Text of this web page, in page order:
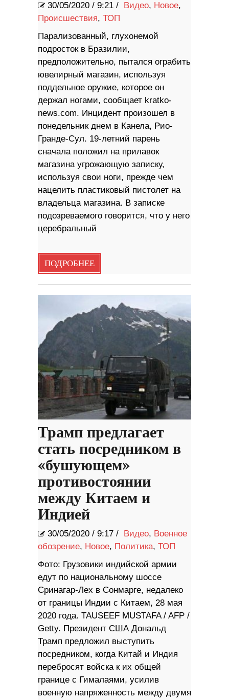
30/05/2020 / 9:21 / Видео, Новое,
Происшествия, ТОП
Парализованный, глухонемой
подросток в Бразилии,
предположительно, пытался ограбить
ювелирный магазин, используя
поддельное оружие, которое он
держал ногами, сообщает kratko-
news.com. Инцидент произошел в
понедельник днем ​​в Канела, Рио-
Гранде-Сул. 19-летний парень
сначала положил на прилавок
магазина угрожающую записку,
используя свои ноги, прежде чем
нацелить пластиковый пистолет на
владельца магазина. В записке
подозреваемого говорится, что у него
церебральный
ПОДРОБНЕЕ
Трамп предлагает
стать посредником в
«бушующем»
противостоянии
между Китаем и
Индией
30/05/2020 / 9:17 / Видео, Военное
обозрение, Новое, Политика, ТОП
Фото: Грузовики индийской армии
едут по национальному шоссе
Сринагар-Лех в Сонмарге, недалеко
от границы Индии с Китаем, 28 мая
2020 года. TAUSEEF MUSTAFA / AFP /
Getty. Президент США Дональд
Трамп предложил выступить
посредником, когда Китай и Индия
перебросят войска к их общей
границе с Гималаями, усилив
военную напряженность между двумя